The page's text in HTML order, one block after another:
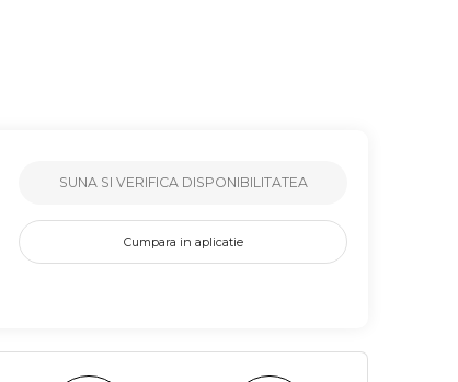
SUNA SI VERIFICA DISPONIBILITATEA
Cumpara in aplicatie